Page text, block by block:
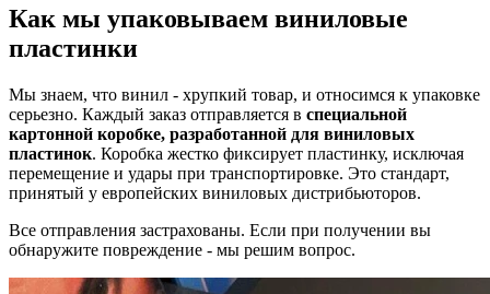
Как мы упаковываем виниловые
пластинки
Мы знаем, что винил - хрупкий товар, и относимся к упаковке
серьезно. Каждый заказ отправляется в специальной
картонной коробке, разработанной для виниловых
пластинок. Коробка жестко фиксирует пластинку, исключая
перемещение и удары при транспортировке. Это стандарт,
принятый у европейских виниловых дистрибьюторов.
Все отправления застрахованы. Если при получении вы
обнаружите повреждение - мы решим вопрос.